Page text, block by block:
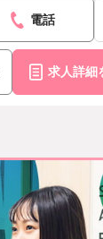
電話
求人詳細